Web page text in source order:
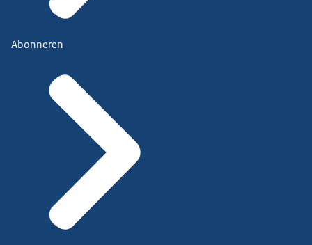
Abonneren